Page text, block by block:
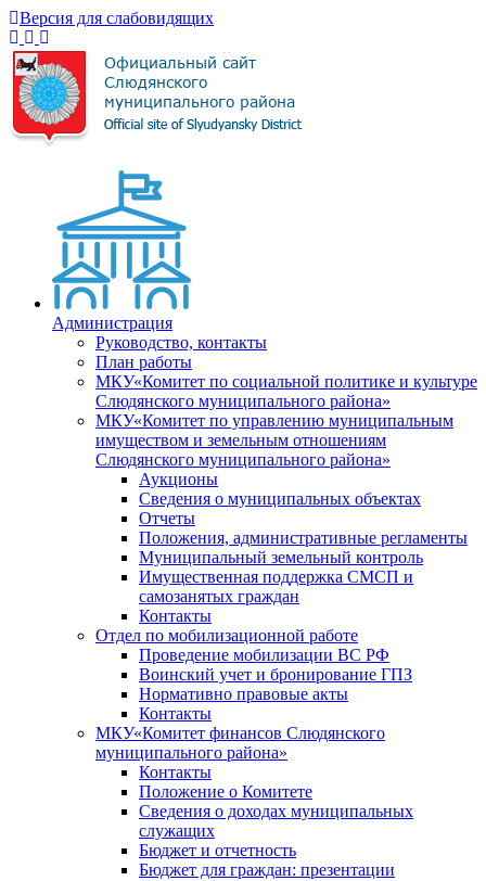
Версия для слабовидящих
Администрация
Руководство, контакты
План работы
МКУ«Комитет по социальной политике и культуре
Слюдянского муниципального района»
МКУ«Комитет по управлению муниципальным
имуществом и земельным отношениям
Слюдянского муниципального района»
Аукционы
Сведения о муниципальных объектах
Отчеты
Положения, административные регламенты
Муниципальный земельный контроль
Имущественная поддержка СМСП и
самозанятых граждан
Контакты
Отдел по мобилизационной работе
Проведение мобилизации ВС РФ
Воинский учет и бронирование ГПЗ
Нормативно правовые акты
Контакты
МКУ«Комитет финансов Слюдянского
муниципального района»
Контакты
Положение о Комитете
Сведения о доходах муниципальных
служащих
Бюджет и отчетность
Бюджет для граждан: презентации